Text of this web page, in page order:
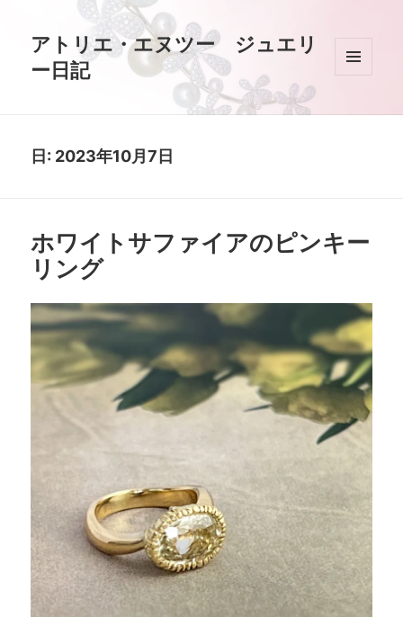
アトリエ・エヌツー ジュエリ
ー日記
ィジェ
日: 2023年10月7日
ホワイトサファイアのピンキー
リング